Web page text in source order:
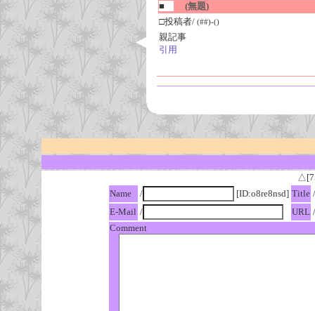
■
(無題)
□投稿者/ (##)-()
親記事
引用
Name
/ [ID:o8re8nsd] Title /
E-Mail / URL /
Comment